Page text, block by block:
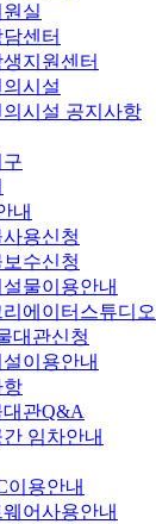
실
센터
지원센터
시설
시설 공지사항
내
용신청
수신청
물이용안내
에이터스튜디오
대관신청
이용안내
항
대관Q&A
임차안내
이용안내
어사용안내